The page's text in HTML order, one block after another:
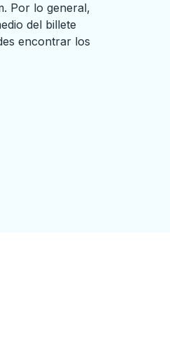
Por lo general,
del billete
encontrar los